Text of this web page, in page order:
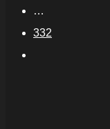
…
332